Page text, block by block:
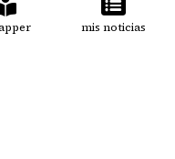
mis noticias